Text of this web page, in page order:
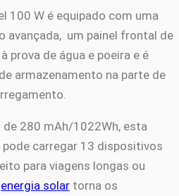
100 W é equipado com uma
avançada, um painel frontal de
prova de água e poeira e é
armazenamento na parte de
280 mAh/1022Wh, esta
carregar 13 dispositivos
para viagens longas ou
energia solar torna os